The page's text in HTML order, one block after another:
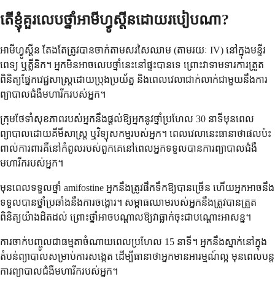
តើខ្ញុំគួរលេបថ្នាំអាមីហ្វូស្តីនដោយរបៀបណា?
អាមីហ្វូស្តីន តែងតែត្រូវបានចាក់តាមសរសៃឈាម (តាមរយៈ IV) នៅក្នុងមន្ទីរ
ពេទ្យ ឬគ្លីនិក។ អ្នកមិនអាចលេបថ្នាំនេះនៅផ្ទះបានទេ ព្រោះវាទាមទារការត្រួត
ពិនិត្យផ្នែកវេជ្ជសាស្ត្រដោយប្រុងប្រយ័ត្ន និងពេលវេលាជាក់លាក់ជាមួយនឹងការ
ព្យាបាលជំងឺមហារីករបស់អ្នក។
ក្រុមថែទាំសុខភាពរបស់អ្នកនឹងផ្តល់ឱ្យអ្នកនូវថ្នាំប្រហែល 30 នាទីមុនពេល
ព្យាបាលដោយគីមីសាស្ត្រ ឬវិទ្យុសកម្មរបស់អ្នក។ ពេលវេលានេះធានាថាផលប៉ះ
ពាល់ការពារគឺនៅកំពូលរបស់ពួកគេនៅពេលអ្នកទទួលបានការព្យាបាលជំងឺ
មហារីករបស់អ្នក។
មុនពេលទទួលថ្នាំ amifostine អ្នកនឹងត្រូវផឹកទឹកឱ្យបានច្រើន ហើយអ្នកអាចនឹង
ទទួលបានថ្នាំប្រឆាំងនឹងការចង្អោរ។ សម្ពាធឈាមរបស់អ្នកនឹងត្រូវបានត្រួត
ពិនិត្យយ៉ាងដិតដល់ ព្រោះថ្នាំអាចបណ្តាលឱ្យវាធ្លាក់ចុះជាបណ្តោះអាសន្ន។
ការចាក់បញ្ចូលជាធម្មតាចំណាយពេលប្រហែល 15 នាទី។ អ្នកនឹងស្នាក់នៅក្នុង
តំបន់ព្យាបាលសម្រាប់ការសង្កេត ដើម្បីធានាថាអ្នកមានអារម្មណ៍ល្អ មុនពេលបន្ត
ការព្យាបាលជំងឺមហារីករបស់អ្នក។